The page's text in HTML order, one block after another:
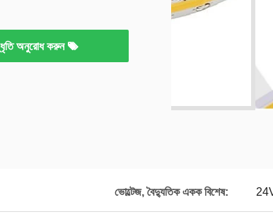
অনুরোধ করুন
ভোল্টেজ, বৈদ্যুতিক একক বিশেষ: